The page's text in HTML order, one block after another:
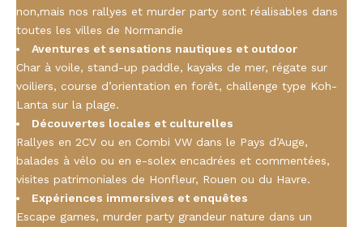
non,mais nos rallyes et murder party sont réalisables dans
toutes les villes de Normandie
Aventures et sensations nautiques et outdoor
Char à voile, stand-up paddle, kayaks de mer, régate sur
voiliers, course d’orientation en forêt, challenge type Koh-
Lanta sur la plage.
Découvertes locales et culturelles
Rallyes en 2CV ou en Combi VW dans le Pays d’Auge,
balades à vélo ou en e-solex encadrées et commentées,
visites patrimoniales de Honfleur, Rouen ou du Havre.
Expériences immersives et enquêtes
Escape games, murder party grandeur nature dans un